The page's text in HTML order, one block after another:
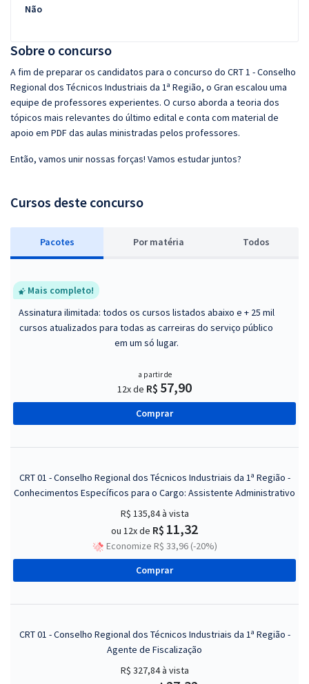
Sobre o concurso
A fim de preparar os candidatos para o concurso do CRT 1 - Conselho
Regional dos Técnicos Industriais da 1ª Região, o Gran escalou uma
equipe de professores experientes. O curso aborda a teoria dos
tópicos mais relevantes do último edital e conta com material de
apoio em PDF das aulas ministradas pelos professores.
Então, vamos unir nossas forças! Vamos estudar juntos?
Cursos deste concurso
Pacotes Por matéria Todos
Mais completo!
Assinatura ilimitada: todos os cursos listados abaixo e + 25 mil
cursos atualizados para todas as carreiras do serviço público
em um só lugar.
a partir de
12x de R$ 57,90
Comprar
CRT 01 - Conselho Regional dos Técnicos Industriais da 1ª Região -
Conhecimentos Específicos para o Cargo: Assistente Administrativo
R$ 135,84à vista
ou 12x de R$ 11,32
Economize R$ 33,96 (-20%)
Comprar
CRT 01 - Conselho Regional dos Técnicos Industriais da 1ª Região -
Agente de Fiscalização
R$ 327,84à vista
Não